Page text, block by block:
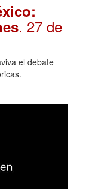
. 27 de
el debate